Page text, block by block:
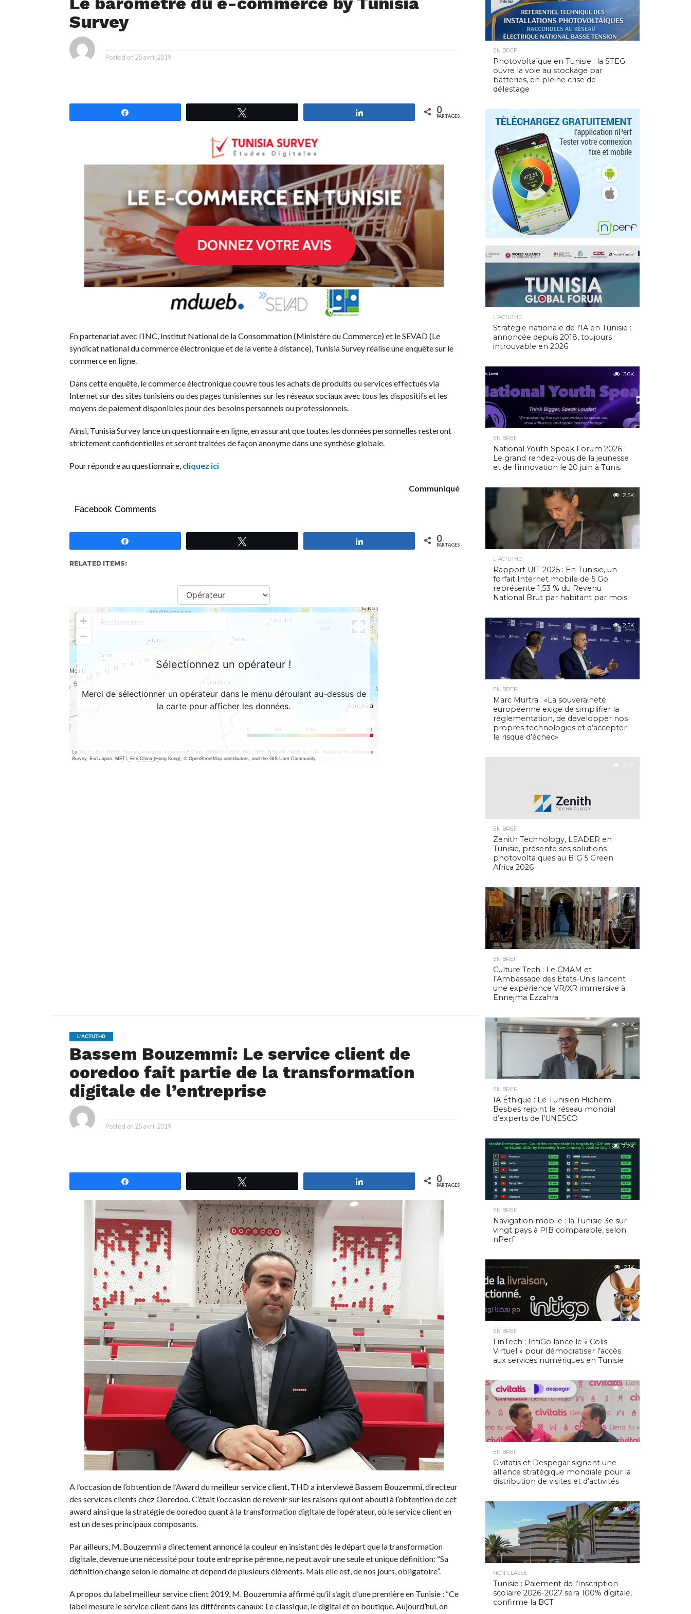
Survey
Posted on 25 avril 2019
0
PARTAGES
En partenariat avec l’INC, Institut National de la Consommation (Ministère du Commerce) et le SEVAD (Le
syndicat national du commerce électronique et de la vente à distance), Tunisia Survey réalise une enquête sur le
commerce en ligne.
Dans cette enquête, le commerce électronique couvre tous les achats de produits ou services effectués via
Internet sur des sites tunisiens ou des pages tunisiennes sur les réseaux sociaux avec tous les dispositifs et les
moyens de paiement disponibles pour des besoins personnels ou professionnels.
Ainsi, Tunisia Survey lance un questionnaire en ligne, en assurant que toutes les données personnelles resteront
strictement confidentielles et seront traitées de façon anonyme dans une synthèse globale.
Pour répondre au questionnaire, cliquez ici
Communiqué
Facebook Comments
0
PARTAGES
RELATED ITEMS:
L'ACTUTHD
Bassem Bouzemmi: Le service client de
ooredoo fait partie de la transformation
digitale de l’entreprise
Posted on 25 avril 2019
0
PARTAGES
A l’occasion de l’obtention de l’Award du meilleur service client, THD a interviewé Bassem Bouzemmi, directeur
des services clients chez Ooredoo. C’était l’occasion de revenir sur les raisons qui ont abouti à l’obtention de cet
award ainsi que la stratégie de ooredoo quant à la transformation digitale de l’opérateur, où le service client en
est un de ses principaux composants.
Par ailleurs, M. Bouzemmi a directement annoncé la couleur en insistant dès le départ que la transformation
digitale, devenue une nécessité pour toute entreprise pérenne, ne peut avoir une seule et unique définition: “Sa
définition change selon le domaine et dépend de plusieurs éléments. Mais elle est, de nos jours, obligatoire”.
A propos du label meilleur service client 2019, M. Bouzemmi a affirmé qu’il s’agit d’une première en Tunisie : “Ce
label mesure le service client dans les différents canaux: Le classique, le digital et en boutique. Aujourd’hui, on
EN BREF
Photovoltaïque en Tunisie : la STEG
ouvre la voie au stockage par
batteries, en pleine crise de
délestage
4.9K
L'ACTUTHD
Stratégie nationale de l’IA en Tunisie :
annoncée depuis 2018, toujours
introuvable en 2026
3.6K
EN BREF
National Youth Speak Forum 2026 :
Le grand rendez-vous de la jeunesse
et de l’innovation le 20 juin à Tunis
2.5K
L'ACTUTHD
Rapport UIT 2025 : En Tunisie, un
forfait Internet mobile de 5 Go
représente 1,53 % du Revenu
National Brut par habitant par mois
2.5K
EN BREF
Marc Murtra : «La souveraineté
européenne exige de simplifier la
réglementation, de développer nos
propres technologies et d’accepter
le risque d’échec»
2.5K
EN BREF
Zenith Technology, LEADER en
Tunisie, présente ses solutions
photovoltaïques au BIG 5 Green
Africa 2026
2.5K
EN BREF
Culture Tech : Le CMAM et
l’Ambassade des États-Unis lancent
une expérience VR/XR immersive à
Ennejma Ezzahra
2.4K
EN BREF
IA Éthique : Le Tunisien Hichem
Besbes rejoint le réseau mondial
d’experts de l’UNESCO
2.2K
EN BREF
Navigation mobile : la Tunisie 3e sur
vingt pays à PIB comparable, selon
nPerf
2.1K
EN BREF
FinTech : IntiGo lance le « Colis
Virtuel » pour démocratiser l’accès
aux services numériques en Tunisie
2.0K
EN BREF
Civitatis et Despegar signent une
alliance stratégique mondiale pour la
distribution de visites et d’activités
2.0K
NON CLASSÉ
Tunisie : Paiement de l’inscription
scolaire 2026-2027 sera 100% digitale,
confirme la BCT